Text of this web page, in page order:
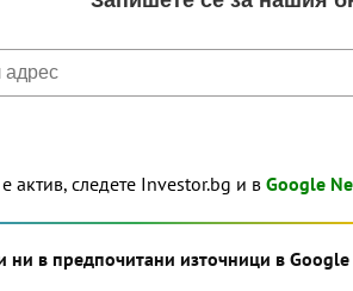
актив, следете Investor.bg и в Google
ни в предпочитани източници в Google